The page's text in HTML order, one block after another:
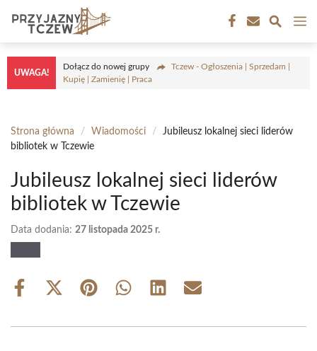
treści
UWAGA!
Dołącz do nowej grupy
Tczew - Ogłoszenia | Sprzedam |
Kupię | Zamienię | Praca
Strona główna / Wiadomości /
Jubileusz lokalnej sieci liderów
bibliotek w Tczewie
Jubileusz lokalnej sieci liderów
bibliotek w Tczewie
Data dodania: 27 listopada 2025 r.
Share
Share
(Twitter)
Share Share Share Share